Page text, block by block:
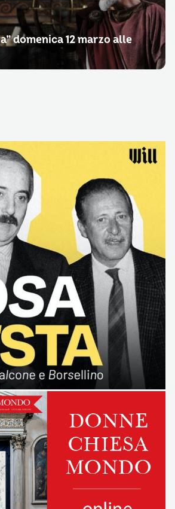
domenica 12 marzo alle